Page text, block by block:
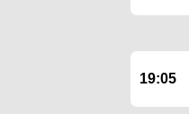
19:05